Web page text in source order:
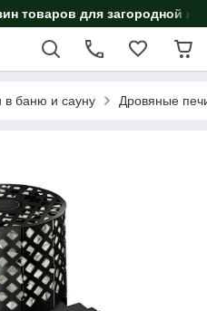
товаров для загородной
в баню и сауну Дровяные